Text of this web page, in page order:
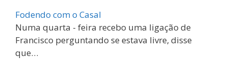
Fodendo com o Casal
Numa quarta - feira recebo uma ligação de
Francisco perguntando se estava livre, disse
que…